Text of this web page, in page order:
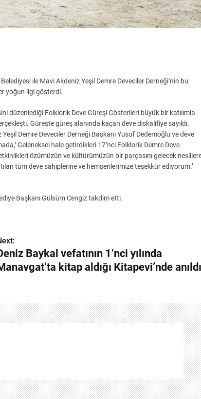
ile Mavi Akdeniz Yeşil Demre Deveciler Derneği’nin bu
yoğun ilgi gösterdi.
düzenlediği Folklorik Deve Güreşi Gösterileri büyük bir katılımla
Güreşte güreş alanında kaçan deve diskalifiye sayıldı.
Demre Deveciler Derneği Başkanı Yusuf Dedemoğlu ve deve
Geleneksel hale getirdikleri 17’nci Folklorik Demre Deve
özümüzün ve kültürümüzün bir parçasını gelecek
tüm deve sahiplerine ve hemşerilerimize teşekkür ediyorum.’
Başkanı Gülsüm Cengiz takdim etti.
Baykal vefatının 1’nci yılında
kitap aldığı Kitapevi’nde anıldı